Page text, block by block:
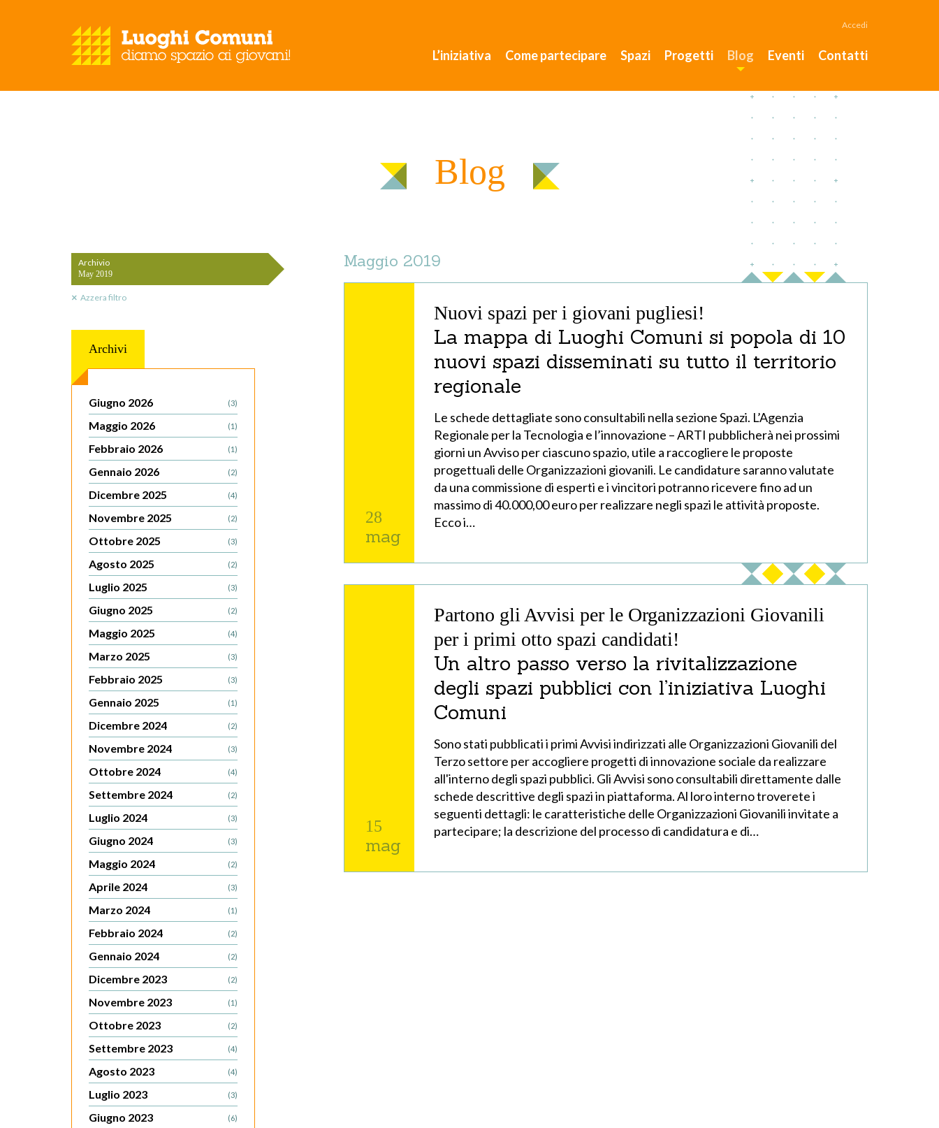
Accedi
L’iniziativa Come partecipare Spazi Progetti Blog Eventi Contatti
Blog
Archivio
May 2019
Azzera filtro
Maggio 2019
28
mag
Nuovi spazi per i giovani pugliesi!
La mappa di Luoghi Comuni si popola di 10
nuovi spazi disseminati su tutto il territorio
regionale
Le schede dettagliate sono consultabili nella sezione Spazi. L’Agenzia
Regionale per la Tecnologia e l’innovazione – ARTI pubblicherà nei prossimi
giorni un Avviso per ciascuno spazio, utile a raccogliere le proposte
progettuali delle Organizzazioni giovanili. Le candidature saranno valutate
da una commissione di esperti e i vincitori potranno ricevere fino ad un
massimo di 40.000,00 euro per realizzare negli spazi le attività proposte.
Ecco i…
15
mag
Partono gli Avvisi per le Organizzazioni Giovanili
per i primi otto spazi candidati!
Un altro passo verso la rivitalizzazione
degli spazi pubblici con l’iniziativa Luoghi
Comuni
Sono stati pubblicati i primi Avvisi indirizzati alle Organizzazioni Giovanili del
Terzo settore per accogliere progetti di innovazione sociale da realizzare
all'interno degli spazi pubblici. Gli Avvisi sono consultabili direttamente dalle
schede descrittive degli spazi in piattaforma. Al loro interno troverete i
seguenti dettagli: le caratteristiche delle Organizzazioni Giovanili invitate a
partecipare; la descrizione del processo di candidatura e di…
Archivi
Giugno 2026 (3)
Maggio 2026 (1)
Febbraio 2026 (1)
Gennaio 2026 (2)
Dicembre 2025 (4)
Novembre 2025 (2)
Ottobre 2025 (3)
Agosto 2025 (2)
Luglio 2025 (3)
Giugno 2025 (2)
Maggio 2025 (4)
Marzo 2025 (3)
Febbraio 2025 (3)
Gennaio 2025 (1)
Dicembre 2024 (2)
Novembre 2024 (3)
Ottobre 2024 (4)
Settembre 2024 (2)
Luglio 2024 (3)
Giugno 2024 (3)
Maggio 2024 (2)
Aprile 2024 (3)
Marzo 2024 (1)
Febbraio 2024 (2)
Gennaio 2024 (2)
Dicembre 2023 (2)
Novembre 2023 (1)
Ottobre 2023 (2)
Settembre 2023 (4)
Agosto 2023 (4)
Luglio 2023 (3)
Giugno 2023 (6)